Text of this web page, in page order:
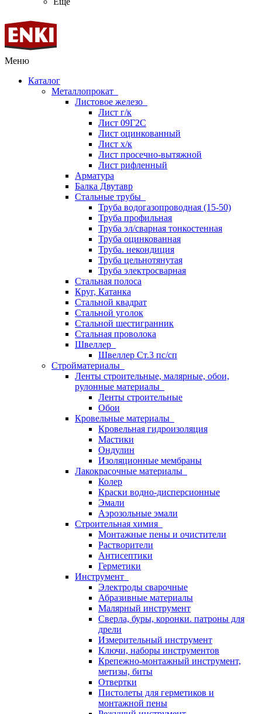
Меню
Каталог
Металлопрокат
Листовое железо
Лист г/к
Лист 09Г2С
Лист оцинкованный
Лист х/к
Лист просечно-вытяжной
Лист рифленный
Арматура
Балка Двутавр
Стальные трубы
Труба водогазопроводная (15-50)
Труба профильная
Труба эл/сварная тонкостенная
Труба оцинкованная
Труба. некондиция
Труба цельнотянутая
Труба электросварная
Стальная полоса
Круг, Катанка
Стальной квадрат
Стальной уголок
Стальной шестигранник
Стальная проволока
Швеллер
Швеллер Ст.3 пс/сп
Стройматериалы
Ленты строительные, малярные, обои,
рулонные материалы
Ленты строительные
Обои
Кровельные материалы
Кровельная гидроизоляция
Мастики
Ондулин
Изоляционные мембраны
Лакокрасочные материалы
Колер
Краски водно-дисперсионные
Эмали
Аэрозольные эмали
Строительная химия
Монтажные пены и очистители
Растворители
Антисептики
Герметики
Инструмент
Электроды сварочные
Абразивные материалы
Малярный инструмент
Сверла, буры, коронки. патроны для
дрели
Измерительный инструмент
Ключи, наборы инструментов
Крепежно-монтажный инструмент,
метизы, биты
Отвертки
Пистолеты для герметиков и
монтажной пены